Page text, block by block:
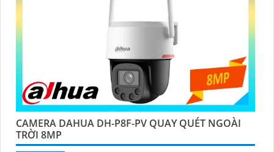
CAMERA DAHUA DH-P8F-PV QUAY QUÉT NGOÀI
TRỜI 8MP